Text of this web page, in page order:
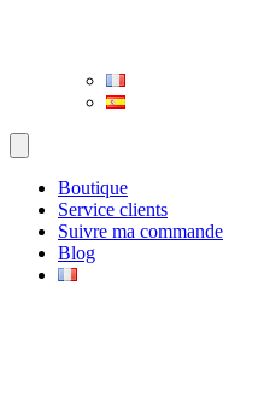
Boutique
Service clients
Suivre ma commande
Blog